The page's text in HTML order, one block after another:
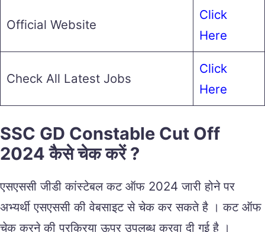
Official Website
Click
Here
Check All Latest Jobs
Click
Here
SSC GD Constable Cut Off
2024 कैसे चेक करें ?
एसएससी जीडी कांस्टेबल कट ऑफ 2024 जारी होने पर
अभ्यर्थी एसएससी की वेबसाइट से चेक कर सकते है । कट ऑफ
चेक करने की प्रक्रिया ऊपर उपलब्ध करवा दी गई है ।